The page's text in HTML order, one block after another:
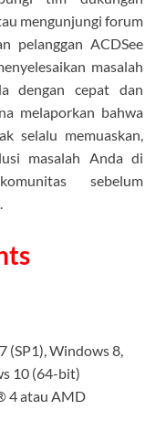
mengunjungi forum
pelanggan ACDSee
masalah
dengan cepat dan
melaporkan bahwa
selalu memuaskan,
masalah Anda di
sebelum
(SP1), Windows 8,
10 (64-bit)
4 atau AMD